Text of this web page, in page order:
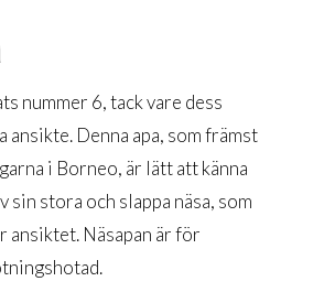
nummer 6, tack vare dess
ansikte. Denna apa, som främst
i Borneo, är lätt att känna
sin stora och slappa näsa, som
ansiktet. Näsapan är för